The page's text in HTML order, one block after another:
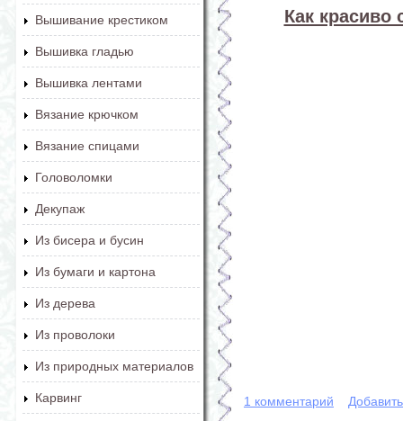
Вышивание крестиком
Вышивка гладью
Вышивка лентами
Вязание крючком
Вязание спицами
Головоломки
Декупаж
Из бисера и бусин
Из бумаги и картона
Из дерева
Из проволоки
Из природных материалов
Карвинг
Как красиво
1 комментарий